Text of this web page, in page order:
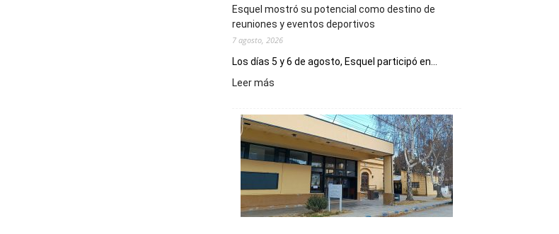
Esquel mostró su potencial como destino de
reuniones y eventos deportivos
7 agosto, 2026
Los días 5 y 6 de agosto, Esquel participó en...
Leer más
su
potencial
como
destino
de
reuniones
y